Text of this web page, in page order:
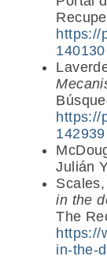
https://
140130
https://
142939
Julián
in the
The
https://
in-the-